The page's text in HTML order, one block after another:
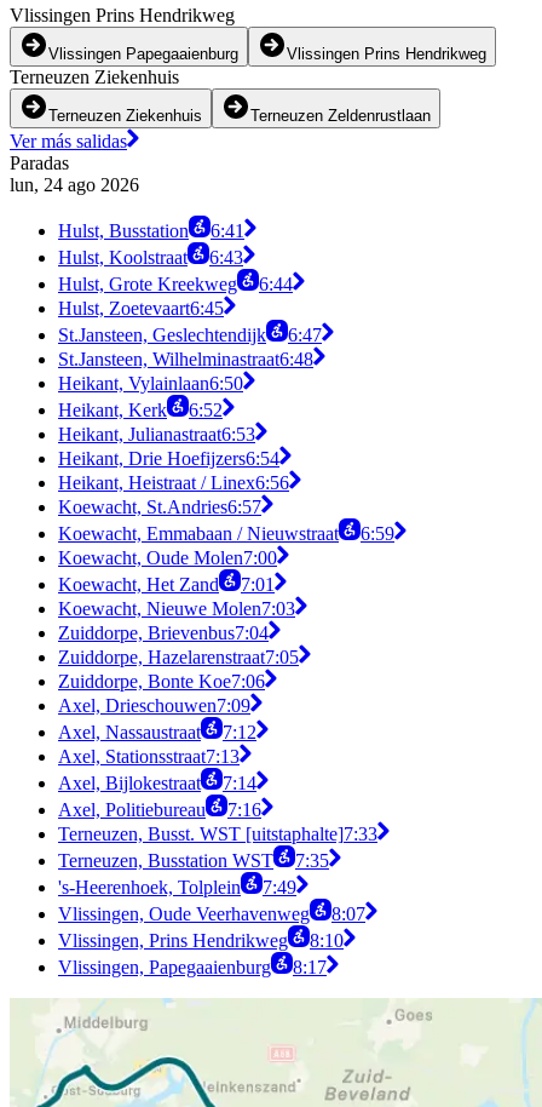
Vlissingen Prins Hendrikweg
Vlissingen Papegaaienburg Vlissingen Prins Hendrikweg
Terneuzen Ziekenhuis
Terneuzen Ziekenhuis Terneuzen Zeldenrustlaan
Ver más salidas
Paradas
lun, 24 ago 2026
Hulst, Busstation
6:41
Hulst, Koolstraat
6:43
Hulst, Grote Kreekweg
6:44
Hulst, Zoetevaart6:45
St.Jansteen, Geslechtendijk
6:47
St.Jansteen, Wilhelminastraat6:48
Heikant, Vylainlaan6:50
Heikant, Kerk
6:52
Heikant, Julianastraat6:53
Heikant, Drie Hoefijzers6:54
Heikant, Heistraat / Linex6:56
Koewacht, St.Andries6:57
Koewacht, Emmabaan / Nieuwstraat
6:59
Koewacht, Oude Molen7:00
Koewacht, Het Zand
7:01
Koewacht, Nieuwe Molen7:03
Zuiddorpe, Brievenbus7:04
Zuiddorpe, Hazelarenstraat7:05
Zuiddorpe, Bonte Koe7:06
Axel, Drieschouwen7:09
Axel, Nassaustraat
7:12
Axel, Stationsstraat7:13
Axel, Bijlokestraat
7:14
Axel, Politiebureau
7:16
Terneuzen, Busst. WST [uitstaphalte]7:33
Terneuzen, Busstation WST
7:35
's-Heerenhoek, Tolplein
7:49
Vlissingen, Oude Veerhavenweg
8:07
Vlissingen, Prins Hendrikweg
8:10
Vlissingen, Papegaaienburg
8:17